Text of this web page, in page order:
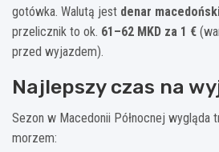
gotówka. Walutą jest denar
przelicznik to ok. 61–62 MKD za 1 €
przed wyjazdem).
Najlepszy czas na
Sezon w Macedonii Północnej wygląda
morzem: